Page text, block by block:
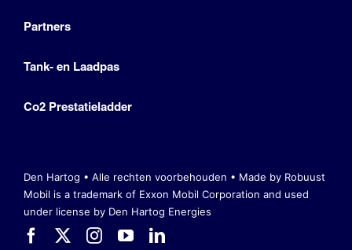
Partners
Tank- en Laadpas
Co2 Prestatieladder
Den Hartog • Alle rechten voorbehouden • Made by Robuust
Mobil is a trademark of Exxon Mobil Corporation and used
under license by Den Hartog Energies